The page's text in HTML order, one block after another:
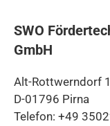
SWO
GmbH
Alt-Rottwerndorf
D-01796 Pirna
Telefon: +49